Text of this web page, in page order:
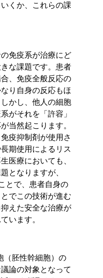
くか、これらの課
免疫系が治療にど
な課題です。患者
、免疫全般反応の
り自身の反応もほ
かし、他人の細胞
がそれを「許容」
当然起こります。
疫抑制剤が使用さ
期使用によるリス
医療においても、
となりますが、
とで、患者自身の
でこの技術が進む
えた安全な治療が
います。
（胚性幹細胞）の
論の対象となって